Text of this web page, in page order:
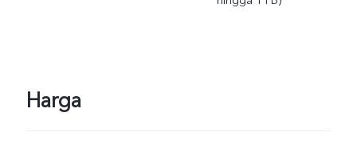
Harga